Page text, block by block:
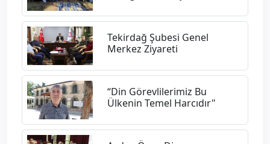
Tekirdağ Şubesi Genel
Merkez Ziyareti
“Din Görevlilerimiz Bu
Ülkenin Temel Harcıdır"